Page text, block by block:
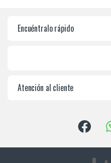
Encuéntralo rápido
Atención al cliente